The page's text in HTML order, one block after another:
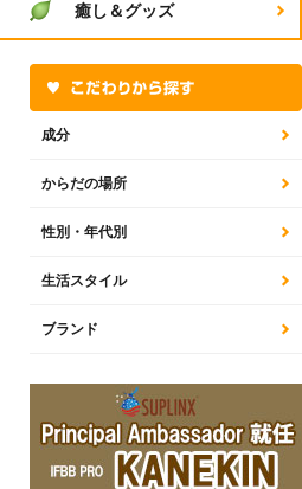
癒し＆グッズ
成分
からだの場所
性別・年代別
生活スタイル
ブランド